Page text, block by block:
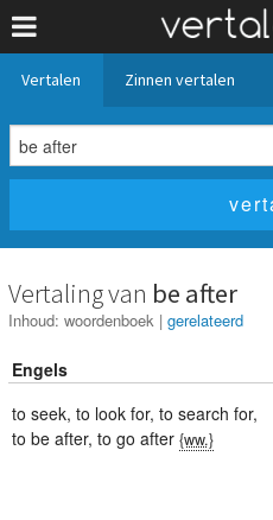
Vertalen Zinnen vertalen
Vertaling van be after
Inhoud: woordenboek | gerelateerd
Engels
to seek, to look for, to search for,
to be after, to go after {ww.}